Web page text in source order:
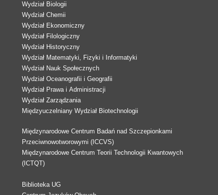
Wydział Biologii
Wydział Chemii
Wydział Ekonomiczny
Wydział Filologiczny
Wydział Historyczny
Wydział Matematyki, Fizyki i Informatyki
Wydział Nauk Społecznych
Wydział Oceanografii i Geografii
Wydział Prawa i Administracji
Wydział Zarządzania
Międzyuczelniany Wydział Biotechnologii
Międzynarodowe Centrum Badań nad Szczepionkami
Przeciwnowotworowymi (ICCVS)
Międzynarodowe Centrum Teorii Technologii Kwantowych
(ICTQT)
Biblioteka UG